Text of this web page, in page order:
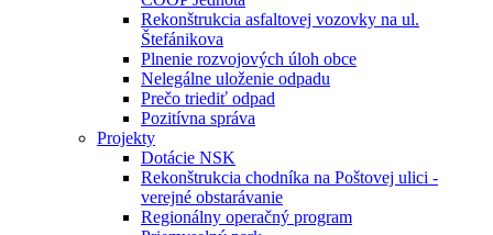
Rekonštrukcia asfaltovej vozovky na ul.
Štefánikova
Plnenie rozvojových úloh obce
Nelegálne uloženie odpadu
Prečo triediť odpad
Pozitívna správa
Projekty
Dotácie NSK
Rekonštrukcia chodníka na Poštovej ulici -
verejné obstarávanie
Regionálny operačný program